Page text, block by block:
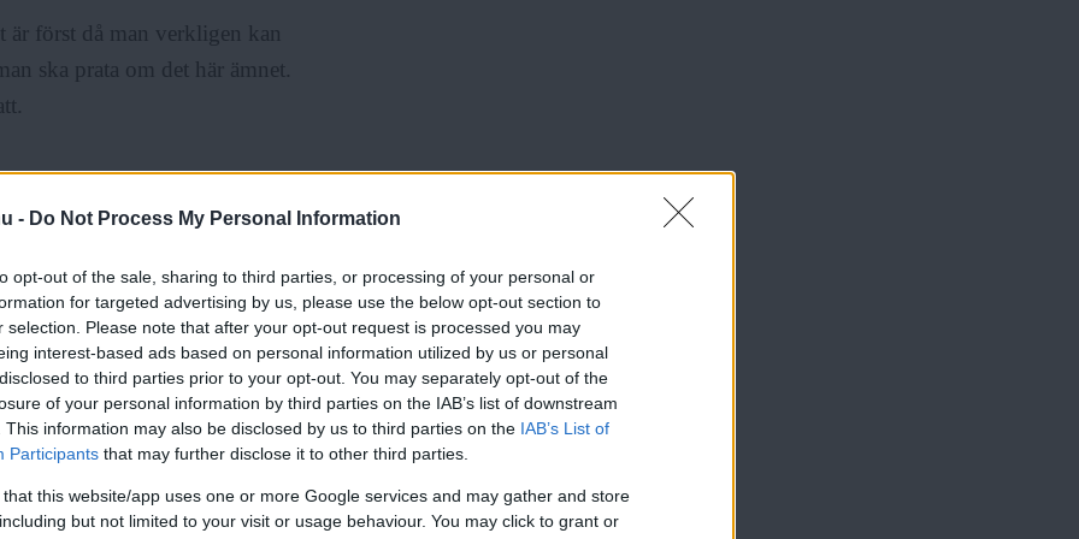
- Do Not Process My Personal Information
opt-out of the sale, sharing to third parties, or processing of your personal or
for targeted advertising by us, please use the below opt-out section to
selection. Please note that after your opt-out request is processed you may
interest-based ads based on personal information utilized by us or personal
to third parties prior to your opt-out. You may separately opt-out of the
of your personal information by third parties on the IAB’s list of downstream
This information may also be disclosed by us to third parties on the IAB’s List of
Participants that may further disclose it to other third parties.
that this website/app uses one or more Google services and may gather and store
but not limited to your visit or usage behaviour. You may click to grant or
först då man verkligen kan
ska prata om det här ämnet.
Att man råkar titta till för att
sett förut kanske. Jag undrar
är bra, precis som att